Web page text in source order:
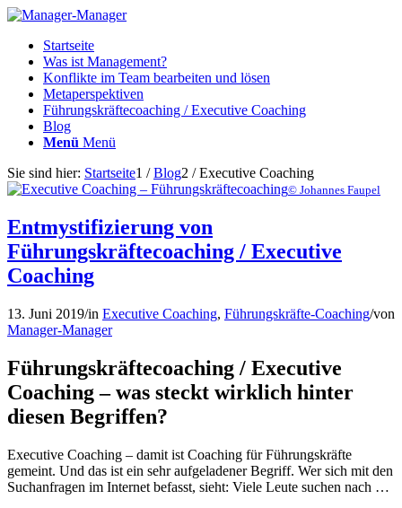
Startseite
Was ist Management?
Konflikte im Team bearbeiten und lösen
Metaperspektiven
Führungskräftecoaching / Executive Coaching
Blog
Menü Menü
Sie sind hier: Startseite1 / Blog2 / Executive Coaching
© Johannes Faupel
Entmystifizierung von
Führungskräftecoaching / Executive
Coaching
13. Juni 2019/in Executive Coaching, Führungskräfte-Coaching/von
Manager-Manager
Führungskräftecoaching / Executive
Coaching – was steckt wirklich hinter
diesen Begriffen?
Executive Coaching – damit ist Coaching für Führungskräfte
gemeint. Und das ist ein sehr aufgeladener Begriff. Wer sich mit den
Suchanfragen im Internet befasst, sieht: Viele Leute suchen nach …